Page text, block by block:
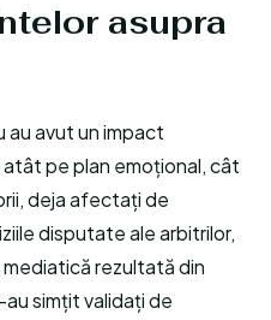
asupra
au avut un impact
pe plan emoțional, cât
deja afectați de
disputate ale arbitrilor,
rezultată din
simțit validați de